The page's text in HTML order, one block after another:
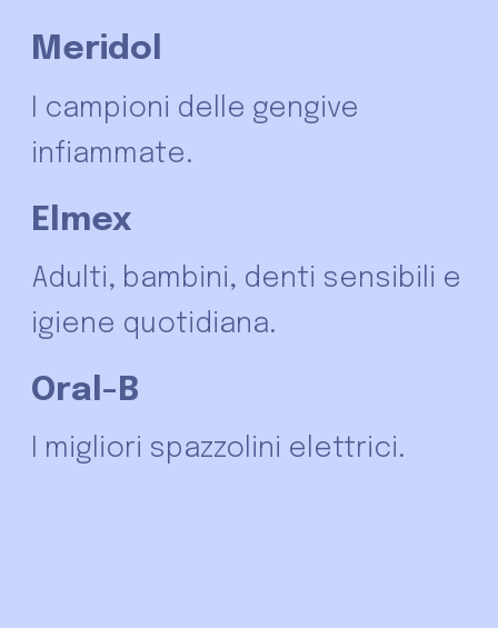
Meridol
I campioni delle gengive
infiammate.
Elmex
Adulti, bambini, denti sensibili e
igiene quotidiana.
Oral-B
I migliori spazzolini elettrici.